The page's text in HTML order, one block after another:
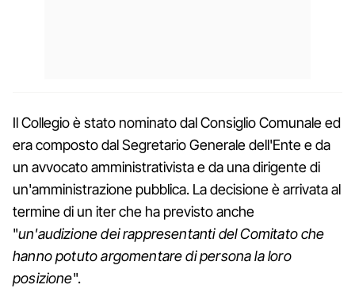
Il Collegio è stato nominato dal Consiglio Comunale ed
era composto dal Segretario Generale dell'Ente e da
un avvocato amministrativista e da una dirigente di
un'amministrazione pubblica. La decisione è arrivata al
termine di un iter che ha previsto anche
"un'audizione dei rappresentanti del Comitato che
hanno potuto argomentare di persona la loro
posizione".